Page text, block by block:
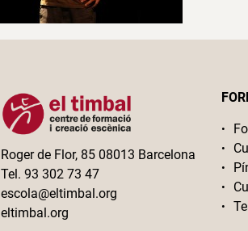
Roger de Flor, 85 08013 Barcelona
Tel. 93 302 73 47
escola@eltimbal.org
eltimbal.org